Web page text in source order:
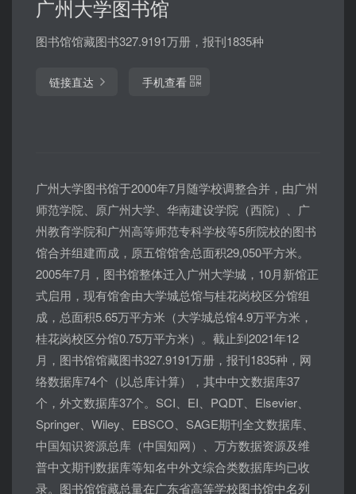
广州大学图书馆
图书馆馆藏图书327.9191万册，报刊1835种
链接直达 手机查看
广州大学图书馆于2000年7月随学校调整合并，由广州
师范学院、原广州大学、华南建设学院（西院）、广
州教育学院和广州高等师范专科学校等5所院校的图书
馆合并组建而成，原五馆馆舍总面积29,050平方米。
2005年7月，图书馆整体迁入广州大学城，10月新馆正
式启用，现有馆舍由大学城总馆与桂花岗校区分馆组
成，总面积5.65万平方米（大学城总馆4.9万平方米，
桂花岗校区分馆0.75万平方米）。截止到2021年12
月，图书馆馆藏图书327.9191万册，报刊1835种，网
络数据库74个（以总库计算），其中中文数据库37
个，外文数据库37个。SCI、EI、PQDT、Elsevier、
Springer、Wiley、EBSCO、SAGE期刊全文数据库、
中国知识资源总库（中国知网）、万方数据资源及维
普中文期刊数据库等知名中外文综合类数据库均已收
录。图书馆馆藏总量在广东省高等学校图书馆中名列